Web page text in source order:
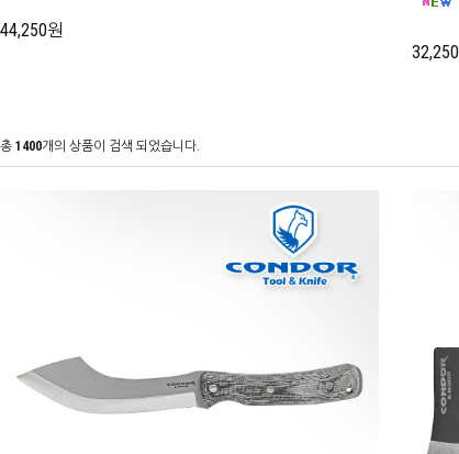
44,250원
총 1400개의 상품이 검색 되었습니다.